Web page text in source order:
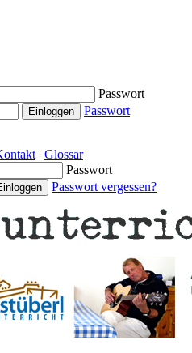
Passwort
Passwort
| Glossar
Passwort
Passwort vergessen?